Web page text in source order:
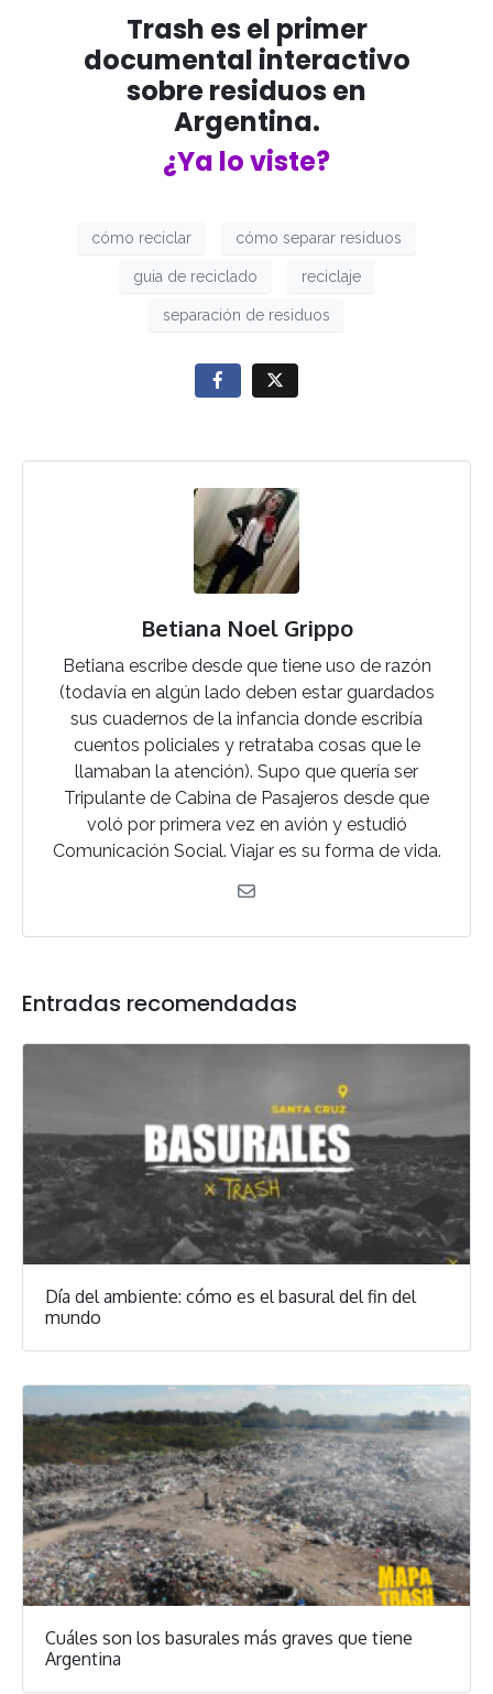
Trash es el primer
documental interactivo
sobre residuos en
Argentina.
¿Ya lo viste?
cómo reciclar cómo separar residuos
guia de reciclado reciclaje
separación de residuos
Betiana Noel Grippo
Betiana escribe desde que tiene uso de razón
(todavía en algún lado deben estar guardados
sus cuadernos de la infancia donde escribía
cuentos policiales y retrataba cosas que le
llamaban la atención). Supo que quería ser
Tripulante de Cabina de Pasajeros desde que
voló por primera vez en avión y estudió
Comunicación Social. Viajar es su forma de vida.
Entradas recomendadas
Día del ambiente: cómo es el basural del fin del
mundo
Cuáles son los basurales más graves que tiene
Argentina